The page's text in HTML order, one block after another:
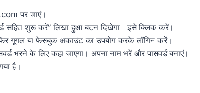
पर जाएं।
सहित शुरू करें” लिखा हुआ बटन दिखेगा। इसे क्लिक करें।
गूगल या फेसबुक अकाउंट का उपयोग करके लॉगिन करें।
भरने के लिए कहा जाएगा। अपना नाम भरें और पासवर्ड बनाएं।
है।